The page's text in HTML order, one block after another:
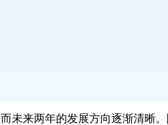
未来两年的发展方向逐渐清晰